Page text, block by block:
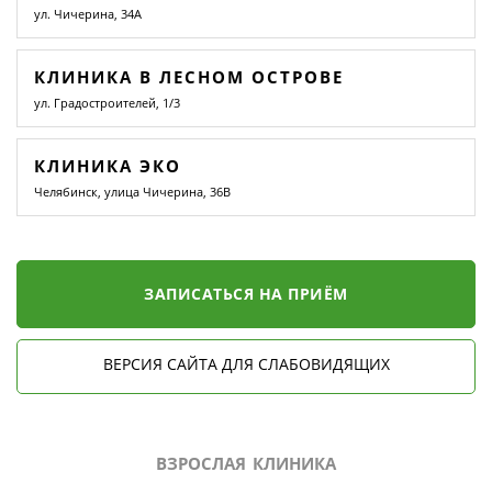
ул. Чичерина, 34А
КЛИНИКА В ЛЕСНОМ ОСТРОВЕ
ул. Градостроителей, 1/3
КЛИНИКА ЭКО
Челябинск, улица Чичерина, 36В
ЗАПИСАТЬСЯ НА ПРИЁМ
ВЕРСИЯ САЙТА ДЛЯ СЛАБОВИДЯЩИХ
ВЗРОСЛАЯ КЛИНИКА